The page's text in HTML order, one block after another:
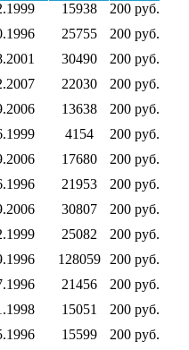
15938
200 руб.
25755
200 руб.
30490
200 руб.
22030
200 руб.
13638
200 руб.
4154
200 руб.
17680
200 руб.
21953
200 руб.
30807
200 руб.
25082
200 руб.
128059
200 руб.
21456
200 руб.
15051
200 руб.
15599
200 руб.